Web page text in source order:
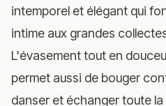
intemporel et élégant qui
intime aux grandes
L'évasement tout en
permet aussi de bouger
danser et échanger toute la